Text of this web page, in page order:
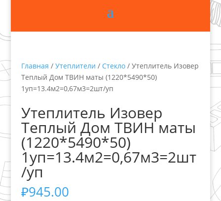
Главная / Утеплители / Стекло/ Утеплитель Изовер
Теплый Дом ТВИН маты (1220*5490*50)
1уп=13.4м2=0,67м3=2шт/уп
Утеплитель Изовер
Теплый Дом ТВИН маты
(1220*5490*50)
1уп=13.4м2=0,67м3=2шт
/уп
₽945.00